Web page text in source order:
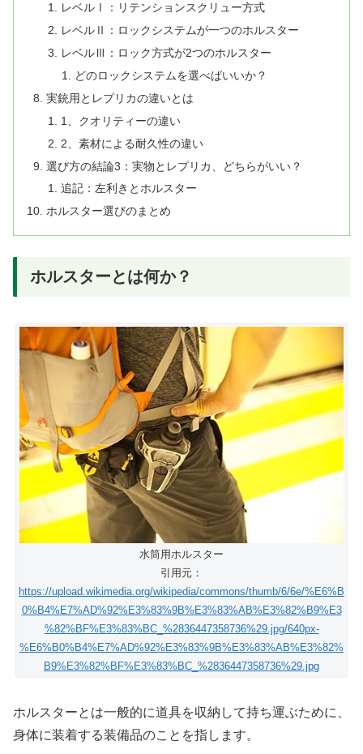
レベルⅠ：リテンションスクリュー方式
レベルⅡ：ロックシステムが一つのホルスター
レベルⅢ：ロック方式が2つのホルスター
どのロックシステムを選べばいいか？
実銃用とレプリカの違いとは
1、クオリティーの違い
2、素材による耐久性の違い
選び方の結論3：実物とレプリカ、どちらがいい？
追記：左利きとホルスター
ホルスター選びのまとめ
ホルスターとは何か？
水筒用ホルスター
引用元：
https://upload.wikimedia.org/wikipedia/commons/thumb/6/6e/%E6%B
0%B4%E7%AD%92%E3%83%9B%E3%83%AB%E3%82%B9%E3
%82%BF%E3%83%BC_%2836447358736%29.jpg/640px-
%E6%B0%B4%E7%AD%92%E3%83%9B%E3%83%AB%E3%82%
B9%E3%82%BF%E3%83%BC_%2836447358736%29.jpg
ホルスターとは一般的に道具を収納して持ち運ぶために、
身体に装着する装備品のことを指します。